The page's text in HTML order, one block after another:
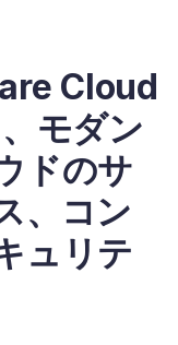
Cloud
モダン
ドのサ
、コン
ュリテ